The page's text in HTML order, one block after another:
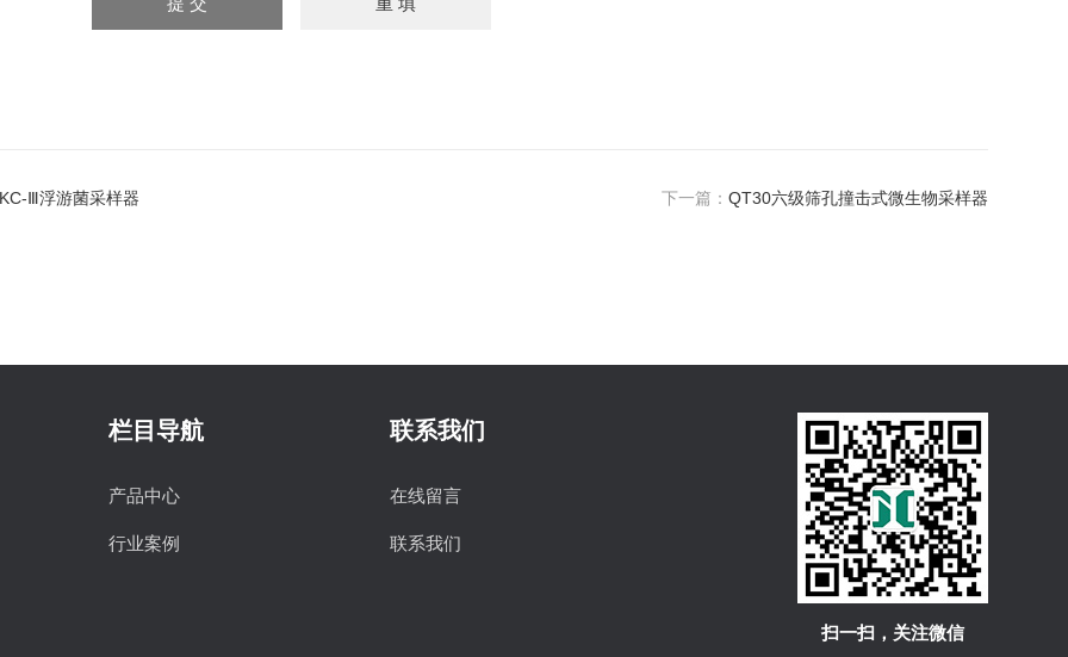
Ⅲ浮游菌采样器 下一篇： QT30六级筛孔撞击式微生物采样器
栏目导航
产品中心
行业案例
联系我们
在线留言
联系我们
扫一扫，关注微信